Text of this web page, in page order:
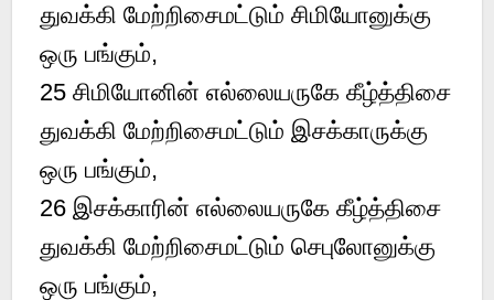
துவக்கி மேற்றிசைமட்டும் சிமியோனுக்கு
ஒரு பங்கும்,
25 சிமியோனின் எல்லையருகே கீழ்த்திசை
துவக்கி மேற்றிசைமட்டும் இசக்காருக்கு
ஒரு பங்கும்,
26 இசக்காரின் எல்லையருகே கீழ்த்திசை
துவக்கி மேற்றிசைமட்டும் செபுலோனுக்கு
ஒரு பங்கும்,